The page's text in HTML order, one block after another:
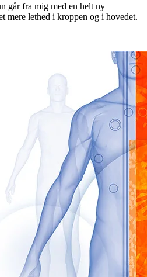
går fra mig med en helt ny
mere lethed i kroppen og i hovedet.